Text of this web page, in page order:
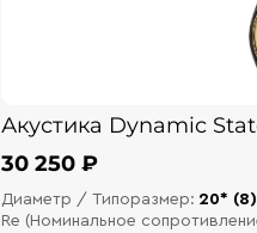
Акустика Dynamic
30 250 ₽
Диаметр / Типоразмер: 20* (8)
Re (Номинальное